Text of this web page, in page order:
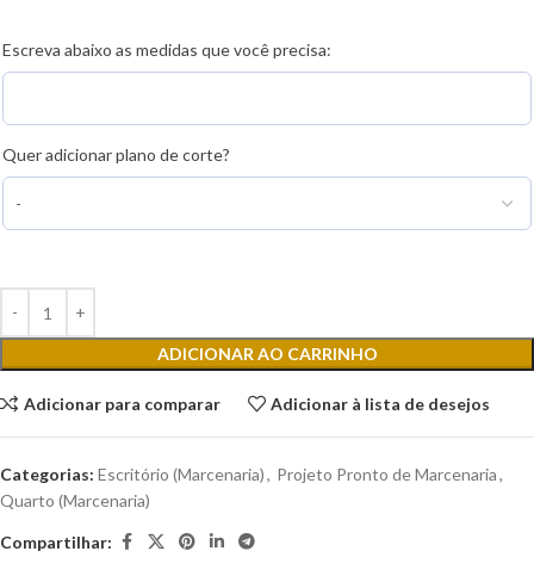
Escreva abaixo as medidas que você precisa:
Quer adicionar plano de corte?
ADICIONAR AO CARRINHO
Adicionar para comparar Adicionar à lista de desejos
Categorias: Escritório (Marcenaria), Projeto Pronto de Marcenaria,
Quarto (Marcenaria)
Compartilhar: